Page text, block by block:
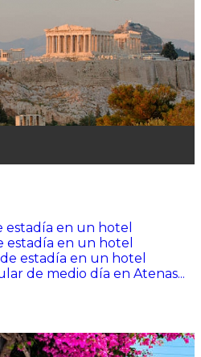
estadía en un hotel
estadía en un hotel
estadía en un hotel
de medio día en Atenas...